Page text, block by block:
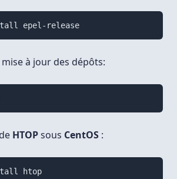
epel-release
mise à jour des dépôts:
HTOPsous CentOS :
htop